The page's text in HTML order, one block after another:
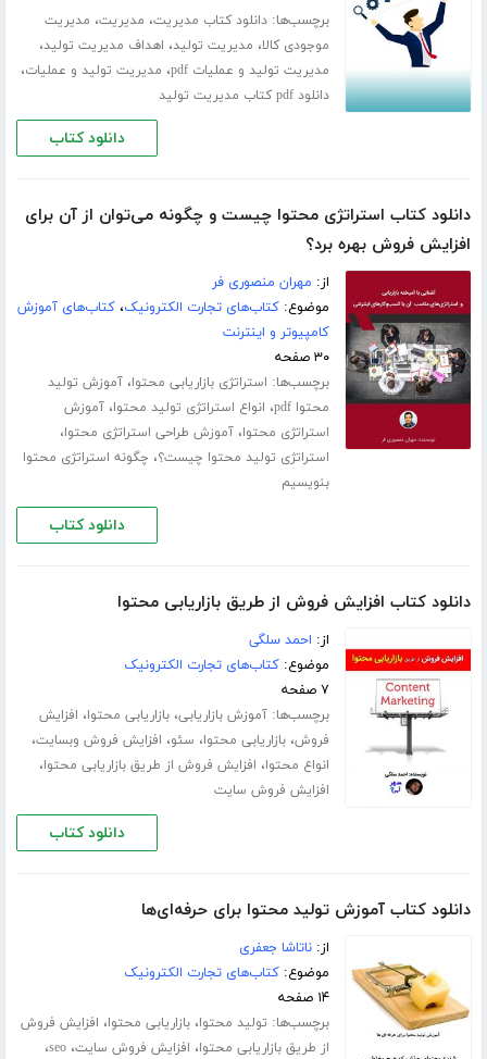
برچسب‌ها:دانلود کتاب مدیریت، مدیریت، مدیریت
موجودی کالا، مدیریت تولید، اهداف مدیریت تولید،
مدیریت تولید و عملیات pdf ، مدیریت تولید و عملیات،
دانلود pdf کتاب مدیریت تولید
دانلود کتاب
دانلود کتاب استراتژی محتوا چیست و چگونه می‌توان از آن برای
افزایش فروش بهره برد؟
از: مهران منصوری فر
موضوع:کتاب‌های تجارت الکترونیک،کتاب‌های آموزش
کامپیوتر و اینترنت
۳۰ صفحه
برچسب‌ها: استراتژی بازاریابی محتوا،آموزش تولید
محتوا pdf
، انواع استراتژی تولید محتوا،آموزش
استراتژی محتوا،آموزش طراحی استراتژی محتوا،
استراتژی تولید محتوا چیست؟، چگونه استراتژی محتوا
بنویسیم
دانلود کتاب
دانلود کتاب افزایش فروش از طریق بازاریابی محتوا
از: احمد سلگی
موضوع:کتاب‌های تجارت الکترونیک
۷ صفحه
برچسب‌ها:آموزش بازاریابی،بازاریابی محتوا، افزایش
فروش،بازاریابی محتوا، سئو، افزایش فروش وبسایت،
انواع محتوا، افزایش فروش از طریق بازاریابی محتوا،
افزایش فروش سایت
دانلود کتاب
دانلود کتاب آموزش تولید محتوا برای حرفه‌ای‌ها
از:ناتاشا جعفری
موضوع:کتاب‌های تجارت الکترونیک
۱۴ صفحه
برچسب‌ها: تولید محتوا،بازاریابی محتوا، افزایش فروش
از طریق بازاریابی محتوا، افزایش فروش سایت،seo،